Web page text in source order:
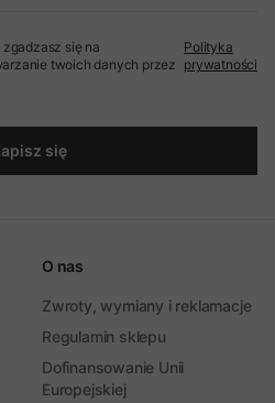
się na
twoich danych przez
Polityka
prywatności
się
O nas
Zwroty, wymiany i reklamacje
Regulamin sklepu
Dofinansowanie Unii
Europejskiej